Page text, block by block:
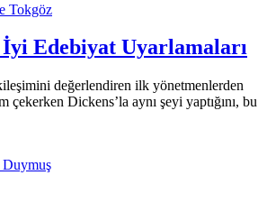
Tokgöz
İyi Edebiyat Uyarlamaları
değerlendiren ilk yönetmenlerden
Dickens’la aynı şeyi yaptığını, bu